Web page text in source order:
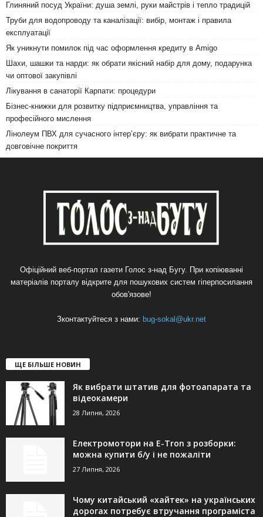
Глиняний посуд України: душа землі, руки майстрів і тепло традицій
Труби для водопроводу та каналізації: вибір, монтаж і правила
експлуатації
Як уникнути помилок під час оформлення кредиту в Amigo
Шахи, шашки та нарди: як обрати якісний набір для дому, подарунка
чи оптової закупівлі
Лікування в санаторії Карпати: процедури
Бізнес-книжки для розвитку підприємництва, управління та
професійного мислення
Лінолеум ПВХ для сучасного інтер’єру: як вибрати практичне та
довговічне покриття
Офіційний веб-портал газети Голос з-над Бугу. При копіюванні
матеріалів порталу відкрите для пошукових систем гіперпосилання
обов'язове!
Зконтактуйтеся з нами: bug-sokal@ukr.net
ЩЕ БІЛЬШЕ НОВИН
Як вибрати штатив для фотоапарата та
відеокамери
28 Липня, 2026
Електромотори на E-Tron з розборки:
можна купити б/у і не пожаліти
27 Липня, 2026
Чому китайський «хайтек» на українських
дорогах потребує втручання програміста